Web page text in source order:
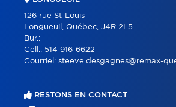
126 rue St-Louis
Longueuil, Québec, J4R 2L5
Bur.:
Cell.: 514 916-6622
Courriel: steeve.desgagnes@remax-
RESTONS EN CONTACT